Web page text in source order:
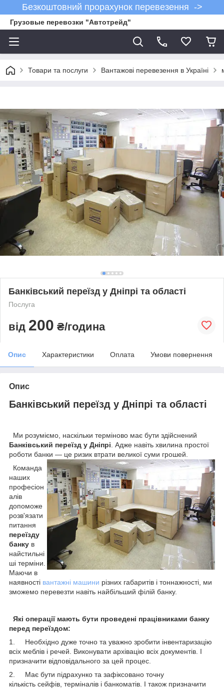
Безкоштовний прорахунок перевезення ->
Грузовые перевозки "Автотрейд"
Товари та послуги Вантажові перевезення в Україні
Банківський переїзд у Дніпрі та області
Послуга
від 200 ₴/година
Опис Характеристики Оплата Умови повернення
Опис
Банківський переїзд у Дніпрі та області
Ми розуміємо, наскільки терміново має бути здійснений
Банківський переїзд у Дніпрі. Адже навіть хвилина простої
роботи банки — це ризик втрати великої суми грошей.
Команда
наших
професіон
алів
допоможе
розв'язати
питання
переїзду
банку в
найстильні
ші терміни.
Маючи в
наявності вантажні машини різних габаритів і тоннажності, ми
зможемо перевезти навіть найбільший філій банку.
Які операції мають бути проведені працівниками банку
перед переїздом:
1. Необхідно дуже точно та уважно зробити інвентаризацію
всіх меблів і речей. Виконувати архівацію всіх документів. І
призначити відповідального за цей процес.
2. Має бути підрахунко та зафіксовано точну
кількість сейфів, терміналів і банкоматів. І також призначити